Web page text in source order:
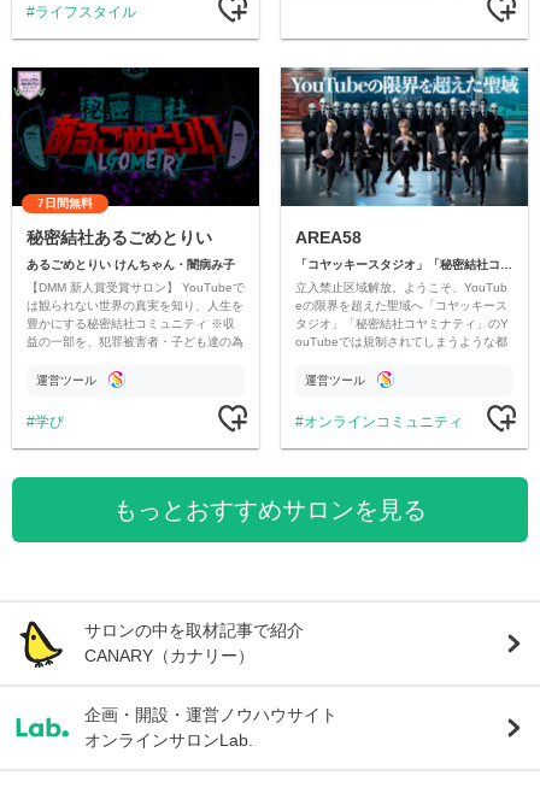
ライフスタイル
7日間無料
秘密結社あるごめとりい
あるごめとりい けんちゃん・闇病み子
【DMM 新人賞受賞サロン】 YouTubeで
は観られない世界の真実を知り、人生を
豊かにする秘密結社コミュニティ ※収
益の一部を、犯罪被害者・子ども達の為
す運営ツール
学び
AREA58
立入禁止区域解放。ようこそ、YouTub
eの限界を超えた聖域へ「コヤッキース
タジオ」「秘密結社コヤミナティ」のY
ouTubeでは規制されてしまうような都
公開。
運営ツール
オンラインコミュニティ
もっとおすすめサロンを見る
サロンの中を取材記事で紹介
CANARY（カナリー）
企画・開設・運営ノウハウサイト
オンラインサロンLab.